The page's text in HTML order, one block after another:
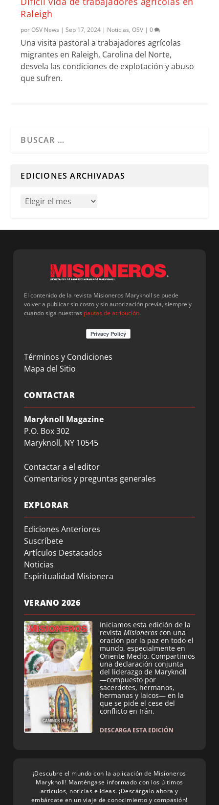
Raleigh
porOSV News |Sep 17, 2024 | Noticias,OSV |0
Una visita pastoral a trabajadores agrícolas
migrantes en Raleigh, Carolina del Norte,
desvela las condiciones de explotación y abuso
que sufren.
EDICIONES ARCHIVADAS
El contenido de la revista Misioneros Maryknoll se puede
volver a publicar sin costo y sin autorización previa, siempre y
cuando siga nuestras pautas de atribución.
Términos y Condiciones
Mapa del Sitio
CONTACTAR
Maryknoll Magazine
P.O. Box 302
Maryknoll, NY 10545
Contactar a el editor
Comentarios y preguntas generales
EXPLORAR
Ediciones Anteriores
Suscríbete
Artículos Destacados
Noticias
Espiritualidad Misionera
VERANO 2026
Iniciamos esta edición de la
revista Misioneros con una
oración por la paz en todo el
mundo, especialmente en
Oriente Medio. Compartimos
una declaración conjunta
del liderazgo de Maryknoll
—compuesto por
sacerdotes, hermanos,
hermanas y laicos— en la
que se pide el cese del
conflicto en Irán.
DESCARGA ESTA EDICIÓN
¡Descubre el mundo con la aplicación de Misioneros
Maryknoll! Manténgase informado con los últimos
artículos, noticias e ideas. ¡Descárgalo ahora y
embárcate en un viaje de conocimiento y compasión!